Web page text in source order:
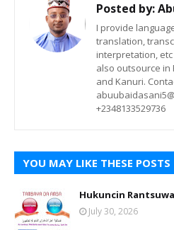
Posted by:
I provide
translation,
interpretation,
also outsource in
and Kanuri.
+2348133529736
YOU MAY LIKE THESE POSTS
Hukuncin
July 30, 2026